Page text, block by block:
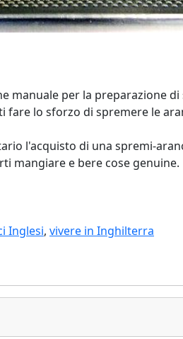
per la preparazione
lo sforzo di spremere le
l'acquisto di una spremi-
mangiare e bere cose genuine.
Inglesi, vivere in Inghilterra